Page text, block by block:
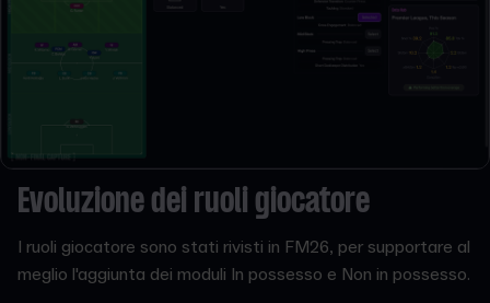
Evoluzione dei ruoli giocatore
I ruoli giocatore sono stati rivisti in FM26, per supportare al
meglio l'aggiunta dei moduli In possesso e Non in possesso.